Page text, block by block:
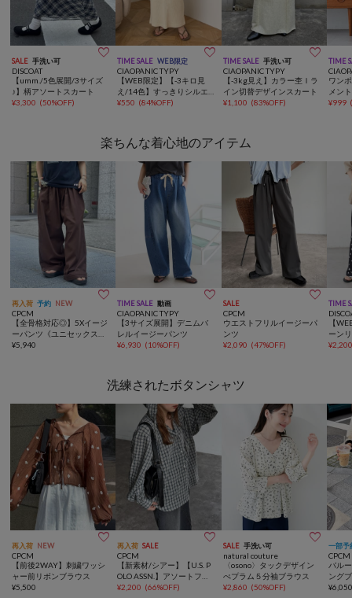
SALE 手洗い可 
DISCOAT
【umm./5色展開/3サイズ
♪】柄アソートスカート
¥3,300 (50%OFF)
TIME SALE WEB限定 
CIAOPANIC TYPY
【WEB限定】【-3キロ見
え/14色】すっきりシルエ
ットリブスカート
¥550 (84%OFF)
TIME SALE 手洗い可 
CIAOPANIC TYPY
【-3kg見え】カラー杢Ｉラ
イン切替デザインスカート
¥1,100 (83%OFF)
TIME
ワン
メン
¥999
楽ちんな着心地のアイテム
再入荷 予約 NEW 
CPCM
【全骨格対応◎】5Xイージ
ーパンツ《ユニセックス仕
様》
¥5,940
TIME SALE 動画 
CIAOPANIC TYPY
【3サイズ展開】デニムバ
レルイージーパンツ
¥6,930 (10%OFF)
SALE 
CPCM
ウエストフリルイージーパ
ンツ
¥2,090 (47%OFF)
TIME
【
ーン
¥
洗練されたボタンシャツ
再入荷 NEW 
CPCM
【前後2WAY】刺繍ワッシ
ャー前リボンブラウス
¥5,500
再入荷 SALE 
CPCM
【新素材/シアー】【U.S. P
OLO ASSN.】アソートフー
ドシャツ
¥2,200 (66%OFF)
SALE 手洗い可 
natural couture
〈osono〉タックデザイン
ぺプラム５分袖ブラウス
¥2,860 (50%OFF)
一部予
CPCM
バル
ング
¥